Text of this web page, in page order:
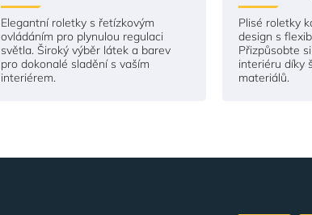
Elegantní roletky s řetízkovým
ovládáním pro plynulou regulaci
světla. Široký výběr látek a barev
pro dokonalé sladění s vaším
interiérem.
Plisé roletky
design s
Přizpůsobte
interiéru díky
materiálů.